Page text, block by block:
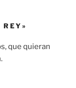
REY»
que quieran